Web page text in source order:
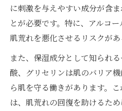
肌荒れ美容液と鎮静
肌荒れを鎮める美容
めか
肌荒れ経験者が語る美
点
肌荒れ経験者が選ぶ
肌荒れ美容液の使用
に刺激を与えやすい成分が含
とが必要です。特に、アルコ
肌荒れを悪化させるリスクがあ
また、保湿成分として知られ
酸、グリセリンは肌のバリア
ら肌を守る働きがあります。
は、肌荒れの回復を助けるた